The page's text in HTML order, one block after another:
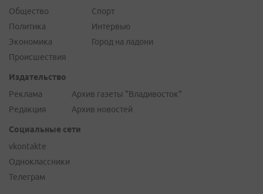
Общество
Политика
Экономика
Происшествия
Спорт
Интервью
Город на ладони
Издательство
Реклама
Редакция
Архив газеты "Владивосток"
Архив новостей
Социальные сети
vkontakte
Одноклассники
Телеграм